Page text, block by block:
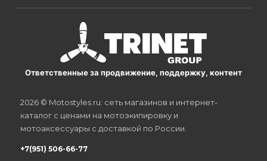
Ответственные за продвижение, поддержку, контент
2026 © Motostyles.ru: сеть магазинов и интернет-
каталог с ценами на мотоэкипировку и
мотоаксессуары с доставкой по России.
+7(951) 506-66-77